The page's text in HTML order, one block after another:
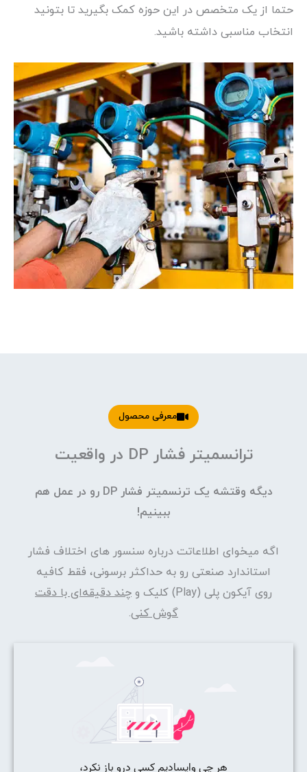
حتما از یک متخصص در این حوزه کمک بگیرید تا بتونید
انتخاب مناسبی داشته باشید.
معرفی محصول
ترانسمیتر فشار DP در واقعیت
دیگه وقتشه یک ترنسمیتر فشار DP رو در عمل هم
ببینیم!
اگه میخوای اطلاعاتت درباره سنسور های اختلاف فشار
استاندارد صنعتی رو به حداکثر برسونی، فقط کافیه
روی آیکون پلی (Play) کلیک و
چند دقیقه‌ای با دقت
گوش کنی.